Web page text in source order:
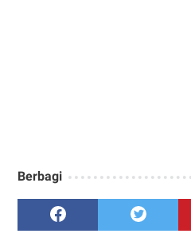
Berbagi